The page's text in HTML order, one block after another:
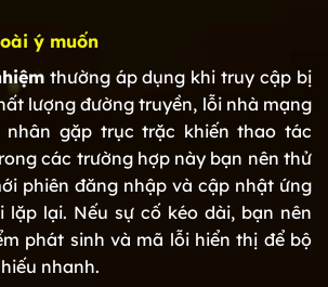
ý muốn
thường áp dụng khi truy cập bị
lượng đường truyền, lỗi nhà mạng
gặp trục trặc khiến thao tác
các trường hợp này bạn nên thử
phiên đăng nhập và cập nhật ứng
lặp lại. Nếu sự cố kéo dài, bạn nên
phát sinh và mã lỗi hiển thị để bộ
nhanh.